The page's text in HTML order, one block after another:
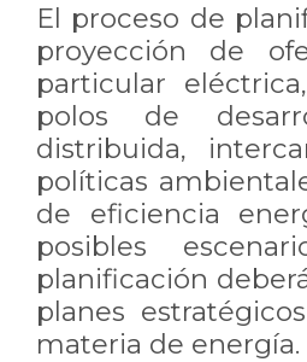
El proceso de
proyección de
particular
polos de
distribuida,
políticas
de eficiencia
posibles
planificación
planes
materia de energía.